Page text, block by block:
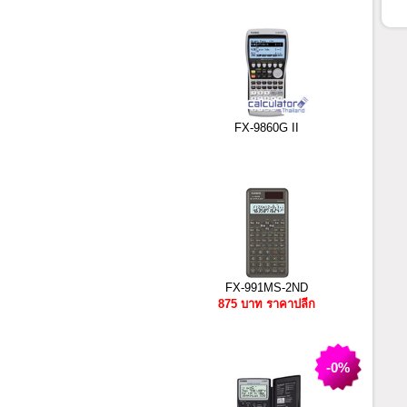
FX-9860G II
FX-991MS-2ND
875 บาท ราคาปลีก
-0%